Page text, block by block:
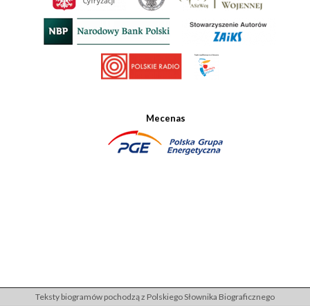
Mecenas
Teksty biogramów pochodzą z Polskiego Słownika Biograficznego